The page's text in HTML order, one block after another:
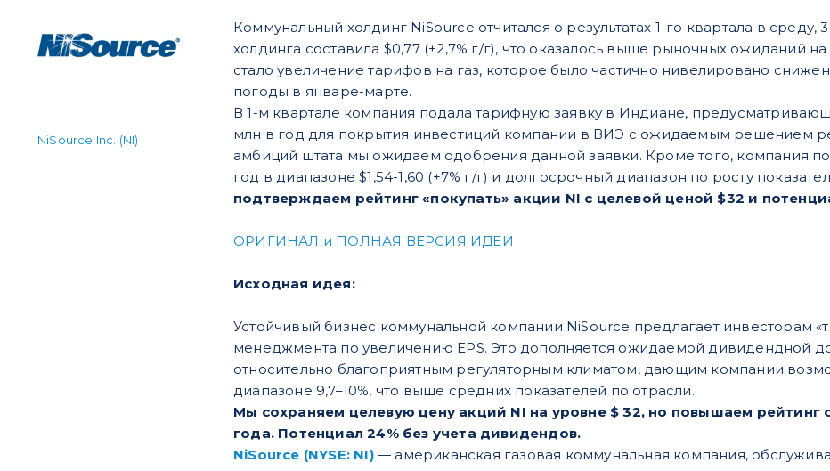
NiSource Inc. (NI)
Коммунальный холдинг NiSource отчитался о результатах 1-го квартала в
холдинга составила $0,77 (+2,7% г/г), что оказалось выше рыночных ожиданий
стало увеличение тарифов на газ, которое было частично нивелировано
погоды в январе-марте.
В 1-м квартале компания подала тарифную заявку в Индиане,
млн в год для покрытия инвестиций компании в ВИЭ с ожидаемым решением
амбиций штата мы ожидаем одобрения данной заявки. Кроме того, компания
год в диапазоне $1,54-1,60 (+7% г/г) и долгосрочный диапазон по росту
подтверждаем рейтинг «покупать» акции NI с целевой ценой $32 и
ОРИГИНАЛ и ПОЛНАЯ ВЕРСИЯ ИДЕИ
Исходная идея:
Устойчивый бизнес коммунальной компании NiSource предлагает инвесторам
менеджмента по увеличению EPS. Это дополняется ожидаемой дивидендной
относительно благоприятным регуляторным климатом, дающим компании
диапазоне 9,7–10%, что выше средних показателей по отрасли.
Мы сохраняем целевую цену акций NI на уровне $ 32, но повышаем рейтинг
года. Потенциал 24% без учета дивидендов.
NiSource (NYSE: NI)— американская газовая коммунальная компания,